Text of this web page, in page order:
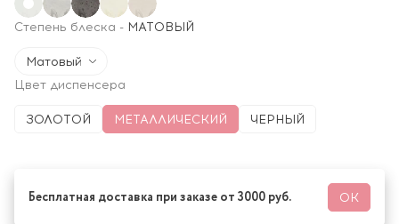
Степень блеска - МАТОВЫЙ
Матовый
Цвет диспенсера
ЗОЛОТОЙ МЕТАЛЛИЧЕСКИЙ ЧЕРНЫЙ
Бесплатная доставка при заказе от 3000 руб. ОК